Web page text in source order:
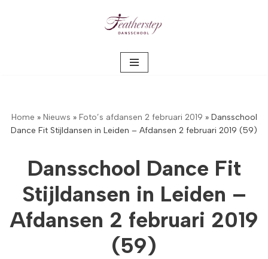
Home » Nieuws » Foto’s afdansen 2 februari 2019 » Dansschool
Dance Fit Stijldansen in Leiden – Afdansen 2 februari 2019 (59)
Dansschool Dance Fit
Stijldansen in Leiden –
Afdansen 2 februari 2019
(59)